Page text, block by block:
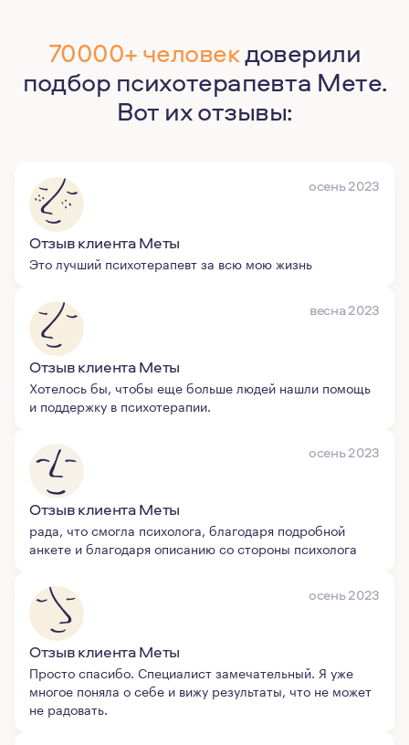
70000+ человекдоверили
подбор психотерапевта Мете.
Вот их отзывы:
осень 2023
Отзыв клиента Меты
Это лучший психотерапевт за всю мою жизнь
весна 2023
Отзыв клиента Меты
Хотелось бы, чтобы еще больше людей нашли помощь
и поддержку в психотерапии.
осень 2023
Отзыв клиента Меты
рада, что смогла психолога, благодаря подробной
анкете и благодаря описанию со стороны психолога
осень 2023
Отзыв клиента Меты
Просто спасибо. Специалист замечательный. Я уже
многое поняла о себе и вижу результаты, что не может
не радовать.